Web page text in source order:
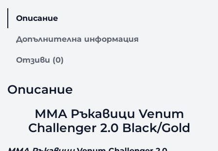
Описание
Допълнителна информация
Отзиви (0)
Описание
ММА Ръкавици Venum
Challenger 2.0 Black/Gold